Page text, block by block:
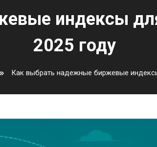
индексы
2025 году
Как выбрать надежные биржевые